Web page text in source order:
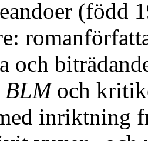
(född
och
BLMoch
inriktning